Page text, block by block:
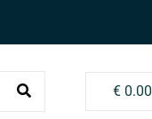
€0.00